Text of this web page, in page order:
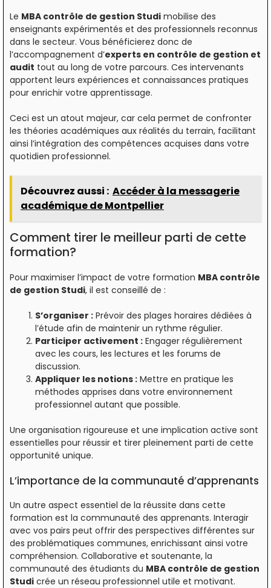
Le MBA contrôle de gestion Studi mobilise des
enseignants expérimentés et des professionnels reconnus
dans le secteur. Vous bénéficierez donc de
l’accompagnement d’experts en contrôle de gestion et
audit tout au long de votre parcours. Ces intervenants
apportent leurs expériences et connaissances pratiques
pour enrichir votre apprentissage.
Ceci est un atout majeur, car cela permet de confronter
les théories académiques aux réalités du terrain, facilitant
ainsi l’intégration des compétences acquises dans votre
quotidien professionnel.
Découvrez aussi : Accéder à la messagerie
académique de Montpellier
Comment tirer le meilleur parti de cette
formation?
Pour maximiser l’impact de votre formation MBA contrôle
de gestion Studi, il est conseillé de :
S’organiser : Prévoir des plages horaires dédiées à
l’étude afin de maintenir un rythme régulier.
Participer activement : Engager régulièrement
avec les cours, les lectures et les forums de
discussion.
Appliquer les notions : Mettre en pratique les
méthodes apprises dans votre environnement
professionnel autant que possible.
Une organisation rigoureuse et une implication active sont
essentielles pour réussir et tirer pleinement parti de cette
opportunité unique.
L’importance de la communauté d’apprenants
Un autre aspect essentiel de la réussite dans cette
formation est la communauté des apprenants. Interagir
avec vos pairs peut offrir des perspectives différentes sur
des problématiques communes, enrichissant ainsi votre
compréhension. Collaborative et soutenante, la
communauté des étudiants du MBA contrôle de gestion
Studi crée un réseau professionnel utile et motivant.